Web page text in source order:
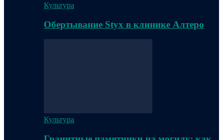
Культура
Обертывание Styx в клинике Алтеро
Культура